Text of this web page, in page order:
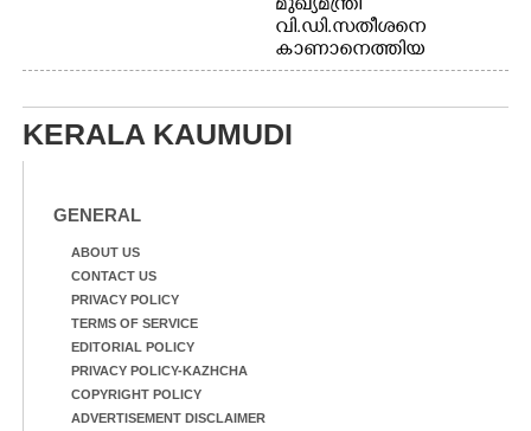
മുഖ്യമന്ത്രി
വി.ഡി.സതീശനെ
കാണാനെത്തിയ
മോഹനൻ നായർ
KERALA KAUMUDI
GENERAL
ABOUT US
CONTACT US
PRIVACY POLICY
TERMS OF SERVICE
EDITORIAL POLICY
PRIVACY POLICY-KAZHCHA
COPYRIGHT POLICY
ADVERTISEMENT DISCLAIMER